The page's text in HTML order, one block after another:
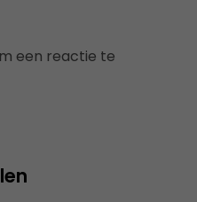
een reactie te